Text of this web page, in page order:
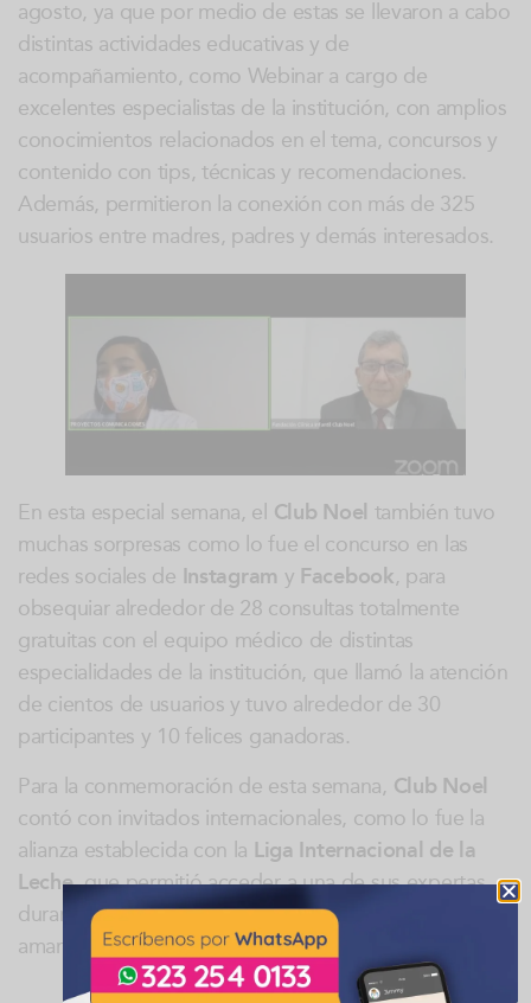
agosto, ya que por medio de estas se llevaron a cabo
distintas actividades educativas y de
acompañamiento, como Webinar a cargo de
excelentes especialistas de la institución, con amplios
conocimientos relacionados en el tema, concursos y
contenido con tips, técnicas y recomendaciones.
Además, permitieron la conexión con más de 325
usuarios entre madres, padres y demás interesados.
En esta especial semana, el Club Noel también tuvo
muchas sorpresas como lo fue el concurso en las
redes sociales de Instagram y Facebook, para
obsequiar alrededor de 28 consultas totalmente
gratuitas con el equipo médico de distintas
especialidades de la institución, que llamó la atención
de cientos de usuarios y tuvo alrededor de 30
participantes y 10 felices ganadoras.
Para la conmemoración de esta semana, Club Noel
contó con invitados internacionales, como lo fue la
alianza establecida con la Liga Internacional de la
Leche, que permitió acceder a una de sus expertas
durante un conversatorio sobre la “naturalidad del
amamantamiento”, el pasado 7 de agosto.